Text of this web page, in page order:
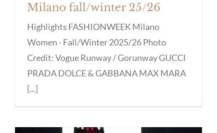
Milano fall/winter 25/26
Highlights FASHIONWEEK Milano
Women - Fall/Winter 2025/26 Photo
Credit: Vogue Runway / Gorunway GUCCI
PRADA DOLCE & GABBANA MAX MARA
[...]